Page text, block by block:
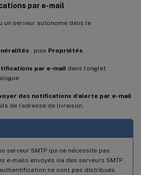
par e-mail
un serveur autonome dans le
, puis Propriétés
par e-mail dans l’onglet
des notifications d’alerte par e-mail
de l’adresse de livraison.
serveur SMTP qui ne nécessite pas
e-mails envoyés via des serveurs SMTP
ne sont pas distribués.